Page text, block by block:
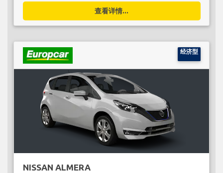
查看详情...
经济型
NISSAN ALMERA